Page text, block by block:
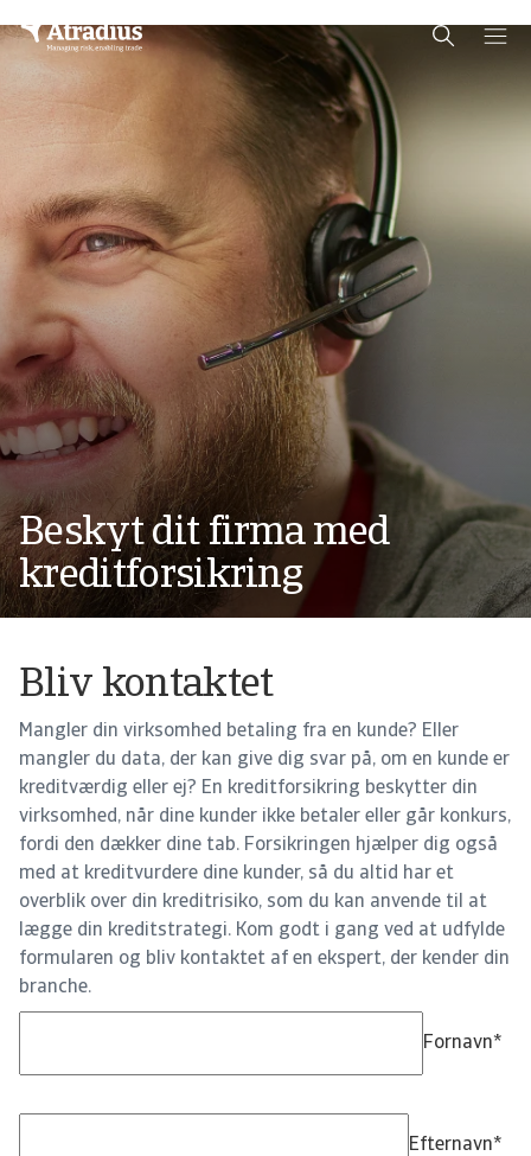
Beskyt dit firma med
kreditforsikring
Bliv kontaktet
Mangler din virksomhed betaling fra en kunde? Eller
mangler du data, der kan give dig svar på, om en kunde er
kreditværdig eller ej? En kreditforsikring beskytter din
virksomhed, når dine kunder ikke betaler eller går konkurs,
fordi den dækker dine tab. Forsikringen hjælper dig også
med at kreditvurdere dine kunder, så du altid har et
overblik over din kreditrisiko, som du kan anvende til at
lægge din kreditstrategi. Kom godt i gang ved at udfylde
formularen og bliv kontaktet af en ekspert, der kender din
branche.
Fornavn*
Efternavn*